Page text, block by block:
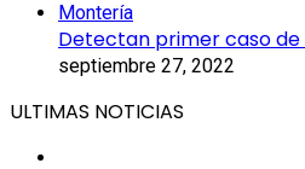
Montería
Detectan primer caso
septiembre 27, 2022
ULTIMAS NOTICIAS